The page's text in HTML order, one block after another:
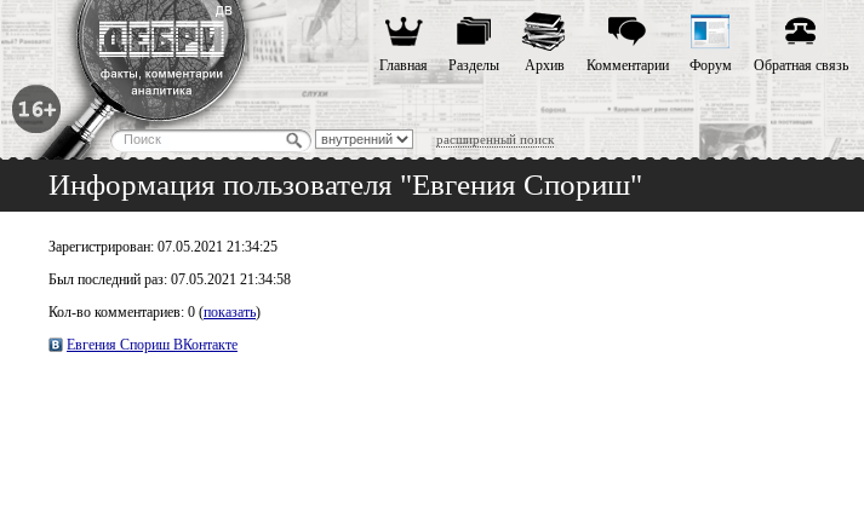
расширенный поиск
Главная Разделы Архив Комментарии Форум Обратная связь
Информация пользователя "Евгения Спориш"
Зарегистрирован: 07.05.2021 21:34:25
Был последний раз: 07.05.2021 21:34:58
Кол-во комментариев: 0 (показать)
Евгения Спориш ВКонтакте